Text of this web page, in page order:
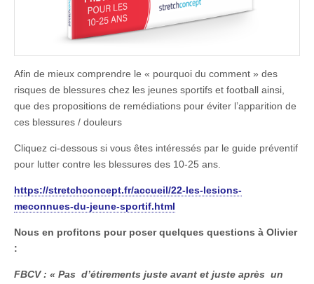
Afin de mieux comprendre le « pourquoi du comment » des
risques de blessures chez les jeunes sportifs et football ainsi,
que des propositions de remédiations pour éviter l’apparition de
ces blessures / douleurs
Cliquez ci-dessous si vous êtes intéressés par le guide préventif
pour lutter contre les blessures des 10-25 ans.
https://stretchconcept.fr/accueil/22-les-lesions-
meconnues-du-jeune-sportif.html
Nous en profitons pour poser quelques questions à Olivier
:
FBCV : « Pas d’étirements juste avant et juste après un